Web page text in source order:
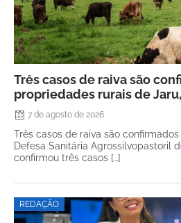
Três casos de raiva são
propriedades rurais de
7 de agosto de 2026
Três casos de raiva são
Defesa Sanitária Agrossilvopastoril
confirmou três casos […]
REDAÇÃO